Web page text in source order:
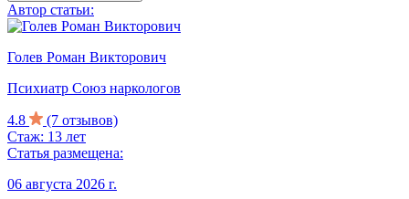
Автор статьи:
Голев Роман Викторович
Психиатр Союз наркологов
4.8
(7 отзывов)
Стаж: 13 лет
Статья размещена:
06 августа 2026 г.